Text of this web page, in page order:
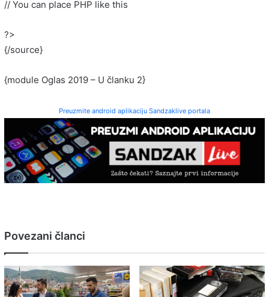
// You can place PHP like this
?>
{/source}
{module Oglas 2019 – U članku 2}
Preuzmite android aplikaciju Sandzaklive portala
Povezani članci